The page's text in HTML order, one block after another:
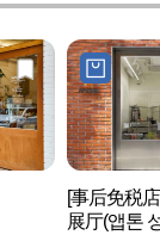
[事后免税
展厅(앱톤